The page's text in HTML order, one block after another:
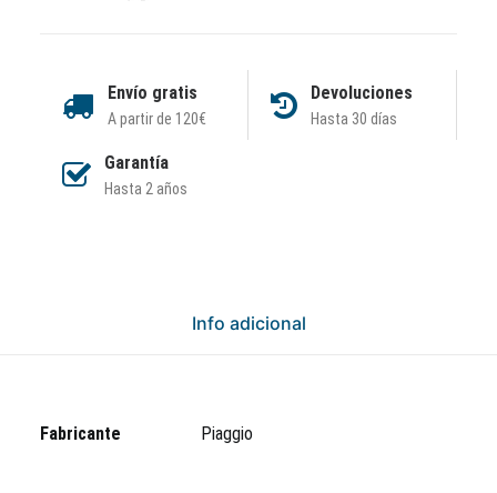
Envío gratis
A partir de 120€
Devoluciones
Hasta 30 días
Garantía
Hasta 2 años
Info adicional
Fabricante Piaggio